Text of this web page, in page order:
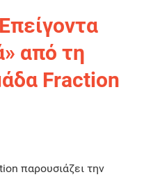
από τη
Fraction
παρουσιάζει την